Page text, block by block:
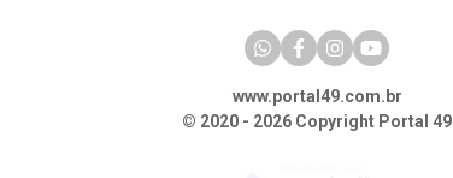
www.portal49.com.br
© 2020 - 2026 Copyright Portal 49